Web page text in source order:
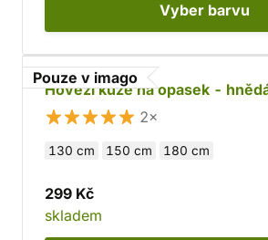
Vyber barvu
Pouze v imago
Hovězí kůže na opasek -
2×
130 cm 150 cm 180 cm
299 Kč
skladem